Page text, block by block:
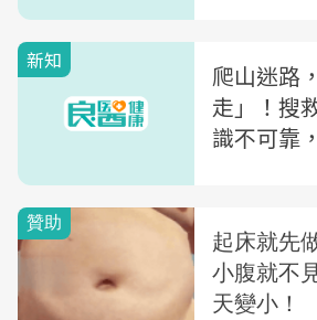
新知
爬山迷路
走」！搜
識不可靠